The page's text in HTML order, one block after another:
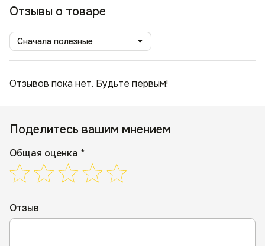
Отзывы о товаре
Сначала полезные
Отзывов пока нет. Будьте первым!
Поделитесь вашим мнением
Общая оценка *
Отзыв